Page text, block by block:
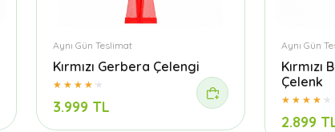
Aynı Gün Teslimat
Kırmızı Gerbera Çelengi
3.999 TL
Aynı Gün
Çelenk
2.899